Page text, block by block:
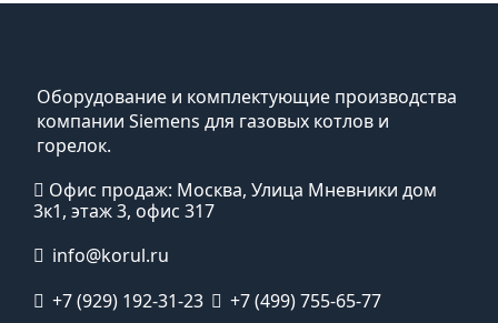
Оборудование и комплектующие производства
компании Siemens для газовых котлов и
горелок.
Офис продаж: Москва, Улица Мневники дом
3к1, этаж 3, офис 317
info@korul.ru
+7 (929) 192-31-23
+7 (499) 755-65-77